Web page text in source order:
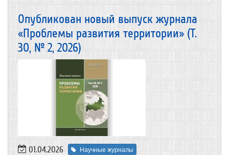
Опубликован новый выпуск журнала
«Проблемы развития территории» (Т.
30, № 2, 2026)
01.04.2026 Научные журналы